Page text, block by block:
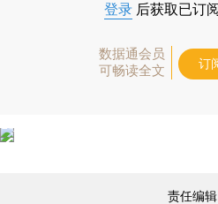
登录 后获取已订
数据通会员
可畅读全文
订
责任编